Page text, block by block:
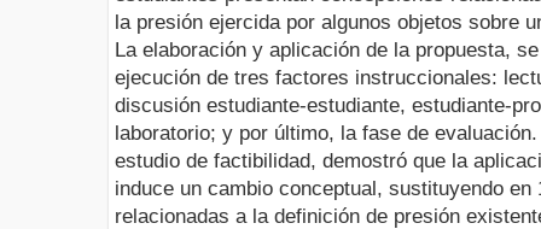
la presión ejercida por algunos objetos sobre
La elaboración y aplicación de la propuesta,
ejecución de tres factores instruccionales:
discusión estudiante-estudiante, estudiante-
laboratorio; y por último, la fase de
estudio de factibilidad, demostró que la
induce un cambio conceptual, sustituyendo
relacionadas a la definición de presión